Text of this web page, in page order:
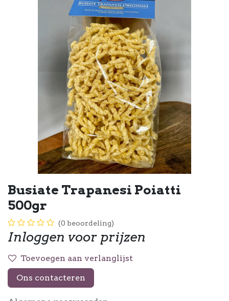
Busiate Trapanesi Poiatti
500gr
(0 beoordeling)
Inloggen voor prijzen
Toevoegen aan verlanglijst
Ons contacteren